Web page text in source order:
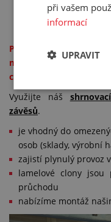
montéři vám poté
v provozu.
Potřebujete s
máte pro to málo
chodby?
Využijte náš
závěsů.
je vhodný do
osob (sklady, výrobní
zajistí plynulý provoz
lamelové clony
průchodu
nabízíme montáž
při vašem
informací
UPRAVIT